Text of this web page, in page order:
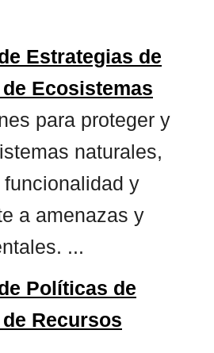
Estrategias de
Ecosistemas
para proteger y
naturales,
y
a amenazas y
...
Políticas de
Recursos